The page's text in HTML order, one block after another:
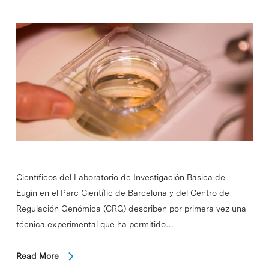
Científicos del Laboratorio de Investigación Básica de
Eugin en el Parc Científic de Barcelona y del Centro de
Regulación Genómica (CRG) describen por primera vez una
técnica experimental que ha permitido…
Read More